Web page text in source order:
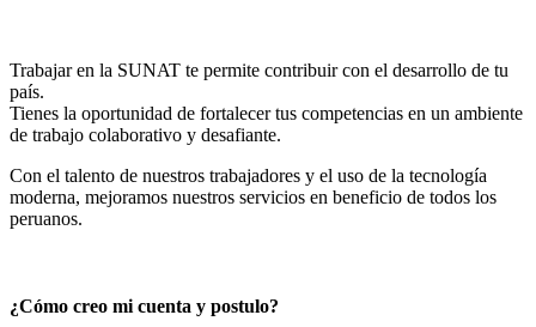
Trabajar en la SUNAT te permite contribuir con el desarrollo de tu
país.
Tienes la oportunidad de fortalecer tus competencias en un ambiente
de trabajo colaborativo y desafiante.
Con el talento de nuestros trabajadores y el uso de la tecnología
moderna, mejoramos nuestros servicios en beneficio de todos los
peruanos.
¿Cómo creo mi cuenta y postulo?